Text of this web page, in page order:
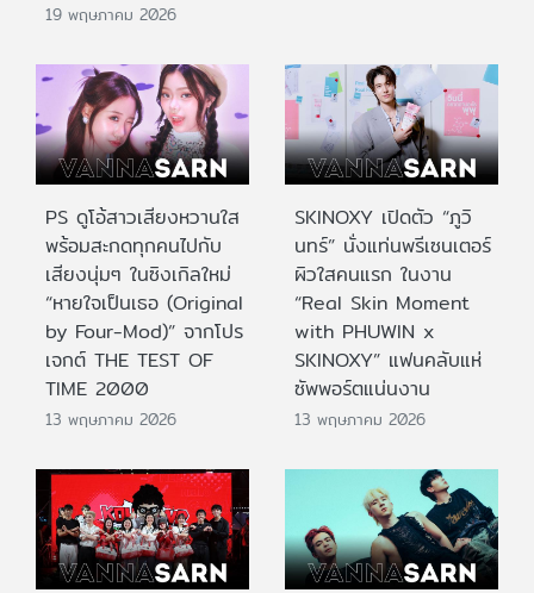
19 พฤษภาคม 2026
PS ดูโอ้สาวเสียงหวานใส
พร้อมสะกดทุกคนไปกับ
เสียงนุ่มๆ ในซิงเกิลใหม่
“หายใจเป็นเธอ (Original
by Four-Mod)” จากโปร
เจกต์ THE TEST OF
TIME 2000
13 พฤษภาคม 2026
SKINOXY เปิดตัว “ภูวิ
นทร์” นั่งแท่นพรีเซนเตอร์
ผิวใสคนแรก ในงาน
“Real Skin Moment
with PHUWIN x
SKINOXY” แฟนคลับแห่
ซัพพอร์ตแน่นงาน
13 พฤษภาคม 2026